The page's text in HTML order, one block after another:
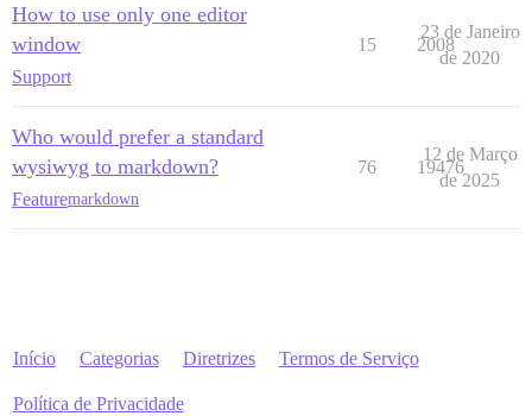
How to use only one editor
window
Support
15 2008
23 de Janeiro
de 2020
Who would prefer a standard
wysiwyg to markdown?
Featuremarkdown
76 19476
12 de Março
de 2025
Início Categorias Diretrizes Termos de Serviço
Política de Privacidade